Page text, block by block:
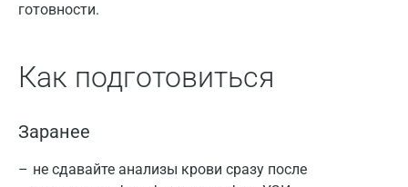
готовности.
Как подготовиться
Заранее
не сдавайте анализы крови сразу после